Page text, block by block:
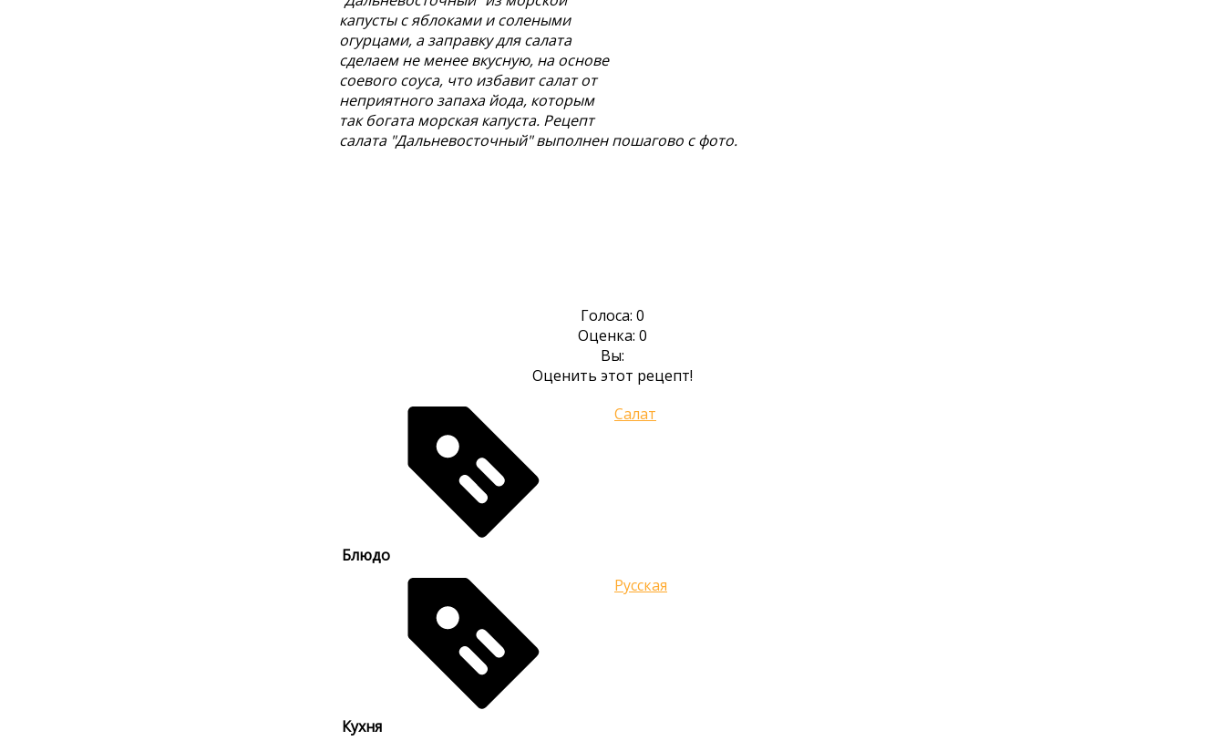
капусты с яблоками и солеными
огурцами, а заправку для салата
сделаем не менее вкусную, на основе
соевого соуса, что избавит салат от
неприятного запаха йода, которым
так богата морская капуста. Рецепт
салата "Дальневосточный" выполнен пошагово с фото.
Голоса: 0
Оценка: 0
Вы:
Оценить этот рецепт!
Блюдо
Салат
Кухня
Русская